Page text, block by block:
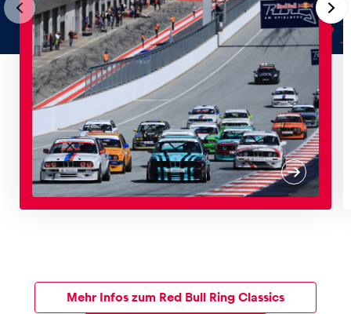
Erlebnisse
Alle anzeigen
Mehr Infos zum Red Bull Ring Classics